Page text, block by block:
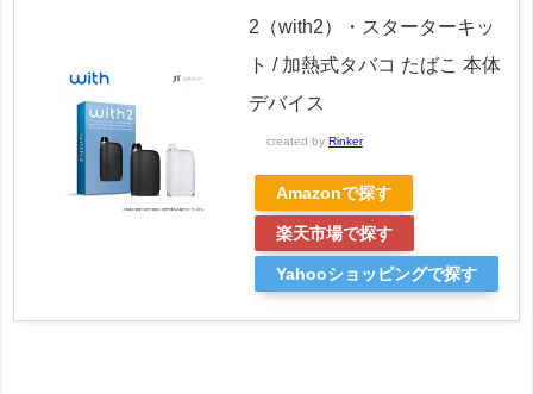
2（with2）・スターターキッ
ト / 加熱式タバコ たばこ 本体
デバイス
created by Rinker
Amazonで探す
楽天市場で探す
Yahooショッピングで探す